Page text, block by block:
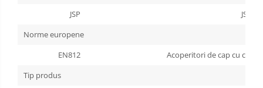
JSP
JSP
Norme europene
EN812
Acoperitori de cap cu
Tip produs